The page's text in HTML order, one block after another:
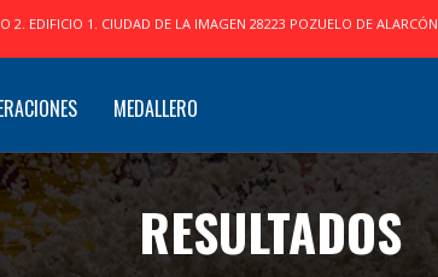
2. EDIFICIO 1. CIUDAD DE LA IMAGEN 28223 POZUELO DE ALARCÓN
MEDALLERO
RESULTADOS